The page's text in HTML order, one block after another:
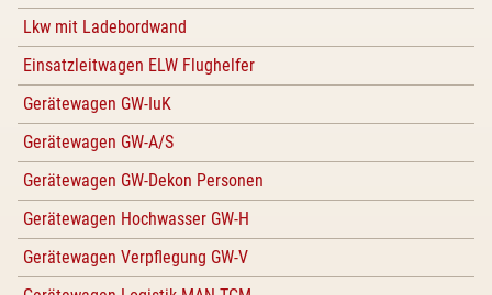
Lkw mit Ladebordwand
Einsatzleitwagen ELW Flughelfer
Gerätewagen GW-IuK
Gerätewagen GW-A/S
Gerätewagen GW-Dekon Personen
Gerätewagen Hochwasser GW-H
Gerätewagen Verpflegung GW-V